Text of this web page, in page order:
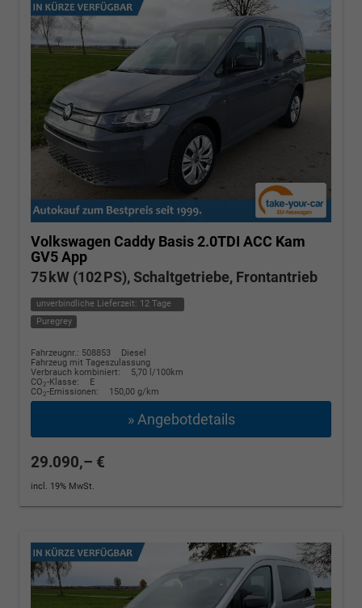
Volkswagen Caddy Basis 2.0TDI ACC Kam
GV5 App
75 kW (102 PS), Schaltgetriebe, Frontantrieb
unverbindliche Lieferzeit: 12 Tage
Puregrey
Fahrzeugnr.: 508853
Diesel
Fahrzeug mit Tageszulassung
Verbrauch kombiniert:
5,70 l/100km
CO2-Klasse:
E
CO2-Emissionen: 150,00 g/km
» Angebotdetails
29.090,– €
incl. 19% MwSt.